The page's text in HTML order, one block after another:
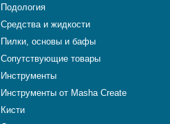
Подология
Средства и жидкости
Пилки, основы и бафы
Сопутствующие товары
Инструменты
Инструменты от Masha Create
Кисти